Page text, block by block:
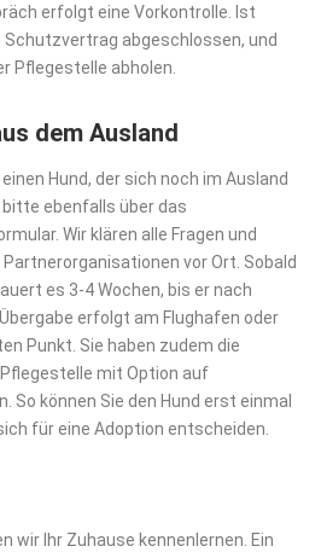
erfolgt eine Vorkontrolle. Ist
Schutzvertrag abgeschlossen, und
Pflegestelle abholen.
dem Ausland
Hund, der sich noch im Ausland
ebenfalls über das
Wir klären alle Fragen und
vor Ort. Sobald
es 3-4 Wochen, bis er nach
erfolgt am Flughafen oder
Punkt. Sie haben zudem die
mit Option auf
So können Sie den Hund erst einmal
für eine Adoption entscheiden.
wir Ihr Zuhause kennenlernen. Ein